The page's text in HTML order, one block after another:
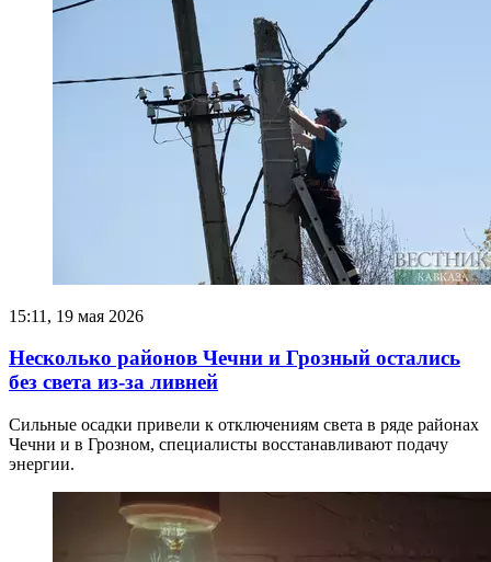
15:11, 19 мая 2026
Несколько районов Чечни и Грозный остались
без света из-за ливней
Сильные осадки привели к отключениям света в ряде районах
Чечни и в Грозном, специалисты восстанавливают подачу
энергии.